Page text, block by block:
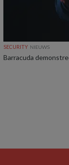
SECURITY NIEUWS
Barracuda